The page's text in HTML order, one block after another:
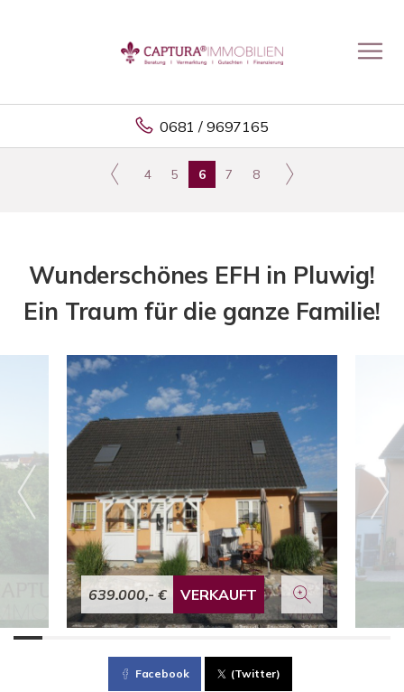
0681 / 9697165
4 5 6 7 8
Wunderschönes EFH in Pluwig!
Ein Traum für die ganze Familie!
639.000,- € VERKAUFT
Facebook (Twitter)